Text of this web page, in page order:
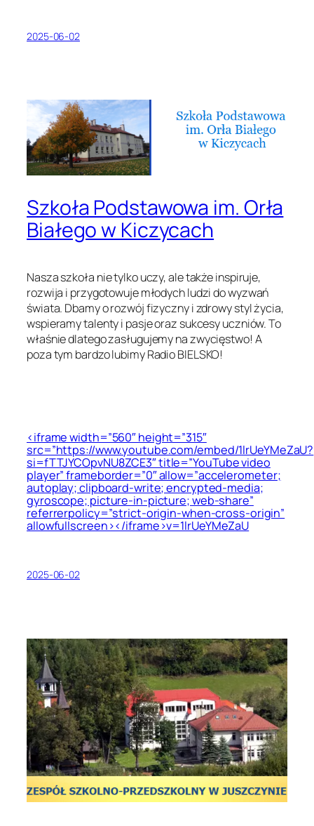
2025-06-02
Szkoła Podstawowa im. Orła
Białego w Kiczycach
Nasza szkoła nie tylko uczy, ale także inspiruje,
rozwija i przygotowuje młodych ludzi do wyzwań
świata. Dbamy o rozwój fizyczny i zdrowy styl życia,
wspieramy talenty i pasje oraz sukcesy uczniów. To
właśnie dlatego zasługujemy na zwycięstwo! A
poza tym bardzo lubimy Radio BIELSKO!
<iframe width=”560″ height=”315″
src=”https://www.youtube.com/embed/1lrUeYMeZaU?
si=fTTJYCOpvNU8ZCE3″ title=”YouTube video
player” frameborder=”0″ allow=”accelerometer;
autoplay; clipboard-write; encrypted-media;
gyroscope; picture-in-picture; web-share”
referrerpolicy=”strict-origin-when-cross-origin”
allowfullscreen></iframe>v=1lrUeYMeZaU
2025-06-02